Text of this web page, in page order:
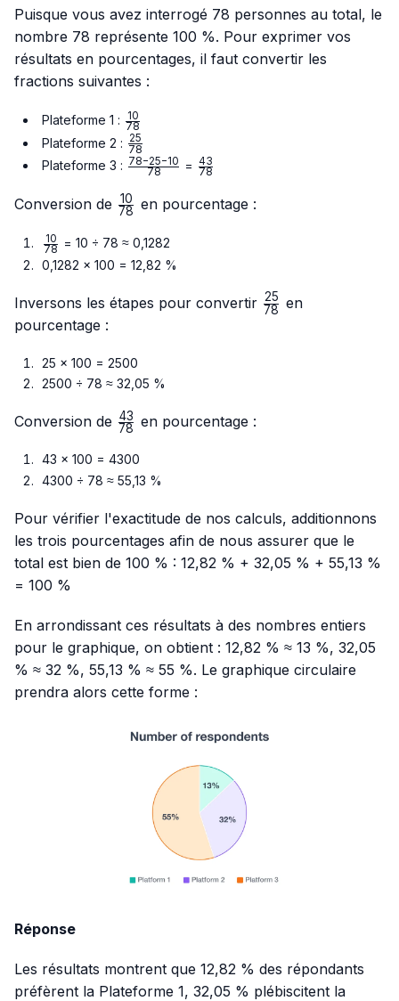
Puisque vous avez interrogé 78 personnes au total, le
nombre 78 représente 100 %. Pour exprimer vos
résultats en pourcentages, il faut convertir les
fractions suivantes :
Plateforme 1 : \frac{10}
{78}
78
10
Plateforme 2 : \frac{25}
{78}
78
25
Plateforme 3 : \frac{78
10}{78}
78
78−25−10 = \frac{43}
78
43
Conversion de \frac{10}
78
10 en pourcentage :
\frac{10}
{78}
78
10
= 10 ÷ 78 ≈ 0,1282
0,1282 × 100 = 12,82 %
Inversons les étapes pour convertir \frac{25}
78
25 en
pourcentage :
25 × 100 = 2500
2500 ÷ 78 ≈ 32,05 %
Conversion de \frac{43}
78
43 en pourcentage :
43 × 100 = 4300
4300 ÷ 78 ≈ 55,13 %
Pour vérifier l'exactitude de nos calculs, additionnons
les trois pourcentages afin de nous assurer que le
total est bien de 100 % : 12,82 % + 32,05 % + 55,13 %
= 100 %
En arrondissant ces résultats à des nombres entiers
pour le graphique, on obtient : 12,82 % ≈ 13 %, 32,05
% ≈ 32 %, 55,13 % ≈ 55 %. Le graphique circulaire
prendra alors cette forme :
Réponse
Les résultats montrent que 12,82 % des répondants
préfèrent la Plateforme 1, 32,05 % plébiscitent la